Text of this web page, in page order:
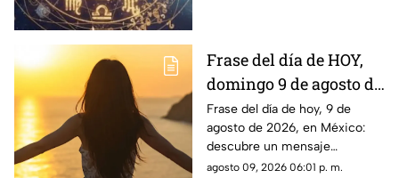
Frase del día de HOY,
domingo 9 de agosto de
2026: Mensajes para
reflexionar y compartir
Frase del día de hoy, 9 de
agosto de 2026, en México:
descubre un mensaje
inspirador para reflexionar y
agosto 09, 2026 06:01 p. m.